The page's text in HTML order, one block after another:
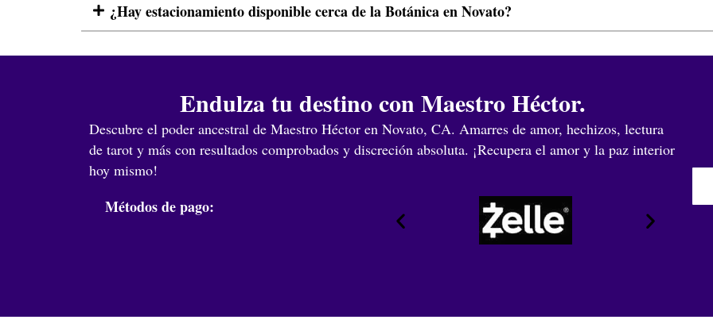
¿Hay estacionamiento disponible cerca de la Botánica en Novato?
Endulza tu destino con Maestro Héctor.
Descubre el poder ancestral de Maestro Héctor en Novato, CA. Amarres de amor, hechizos, lectura
de tarot y más con resultados comprobados y discreción absoluta. ¡Recupera el amor y la paz interior
hoy mismo!
Métodos de pago: